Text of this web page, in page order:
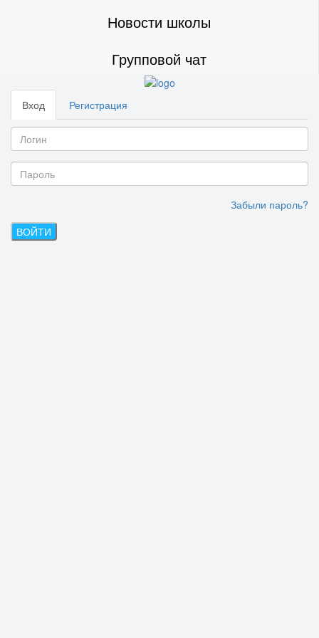
Новости школы
Групповой чат
Вход Регистрация
Забыли пароль?
ВОЙТИ